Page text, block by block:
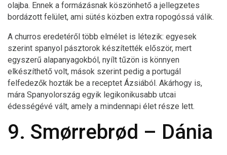
olajba. Ennek a formázásnak köszönhető a jellegzetes
bordázott felület, ami sütés közben extra ropogóssá válik.
A churros eredetéről több elmélet is létezik: egyesek
szerint spanyol pásztorok készítették először, mert
egyszerű alapanyagokból, nyílt tűzön is könnyen
elkészíthető volt, mások szerint pedig a portugál
felfedezők hozták be a receptet Ázsiából. Akárhogy is,
mára Spanyolország egyik legikonikusabb utcai
édességévé vált, amely a mindennapi élet része lett.
9. Smørrebrød – Dánia